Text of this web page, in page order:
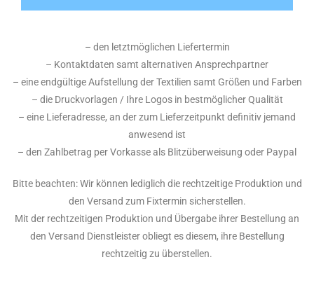
– den letztmöglichen Liefertermin
– Kontaktdaten samt alternativen Ansprechpartner
– eine endgültige Aufstellung der Textilien samt Größen und Farben
– die Druckvorlagen / Ihre Logos in bestmöglicher Qualität
– eine Lieferadresse, an der zum Lieferzeitpunkt definitiv jemand
anwesend ist
– den Zahlbetrag per Vorkasse als Blitzüberweisung oder Paypal
Bitte beachten: Wir können lediglich die rechtzeitige Produktion und
den Versand zum Fixtermin sicherstellen.
Mit der rechtzeitigen Produktion und Übergabe ihrer Bestellung an
den Versand Dienstleister obliegt es diesem, ihre Bestellung
rechtzeitig zu überstellen.